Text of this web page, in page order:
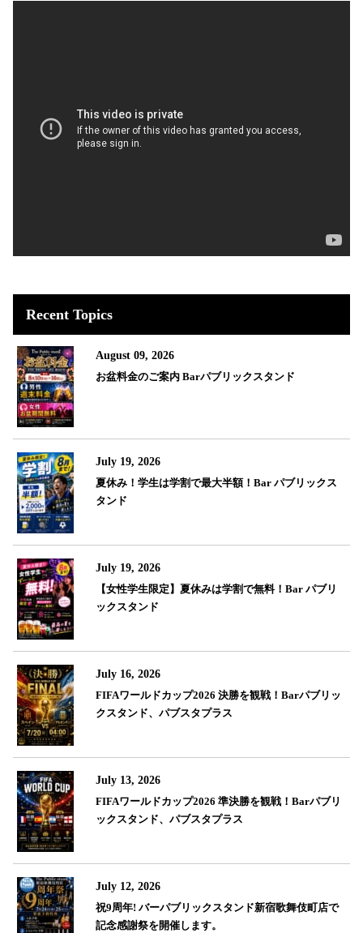
Recent Topics
August 09, 2026
お盆料金のご案内 Barパブリックスタンド
July 19, 2026
夏休み！学生は学割で最大半額！Bar パブリックス
タンド
July 19, 2026
【女性学生限定】夏休みは学割で無料！Bar パブリ
ックスタンド
July 16, 2026
FIFAワールドカップ2026 決勝を観戦！Barパブリッ
クスタンド、パブスタプラス
July 13, 2026
FIFAワールドカップ2026 準決勝を観戦！Barパブリ
ックスタンド、パブスタプラス
July 12, 2026
祝9周年! バーパブリックスタンド新宿歌舞伎町店で
記念感謝祭を開催します。